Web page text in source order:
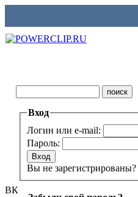
ВК
Вход
Логин или e-mail:
Пароль: